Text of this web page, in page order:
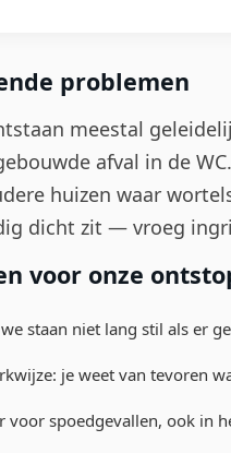
problemen
meestal
afval in de
huizen waar
dicht zit — vroeg
voor onze
staan niet lang stil als er
je weet van tevoren
voor spoedgevallen, ook in